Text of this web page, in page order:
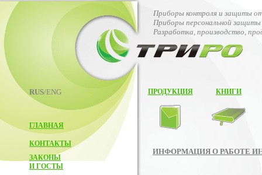
RUS/ENG
ГЛАВНАЯ
КОНТАКТЫ
ЗАКОНЫ
И ГОСТЫ
Приборы контроля и защиты
Приборы персональной
Разработка, производство,
ПРОДУКЦИЯ КНИГИ
ИНФОРМАЦИЯ О РАБОТЕ